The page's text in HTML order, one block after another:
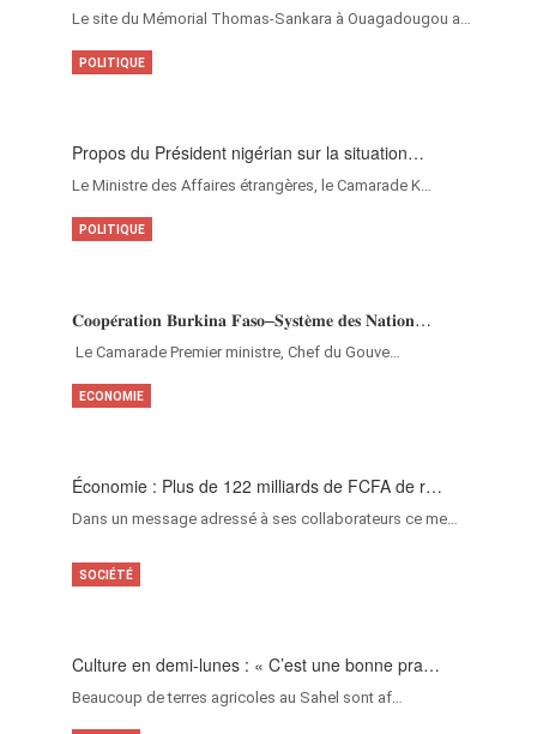
Le site du Mémorial Thomas-Sankara à Ouagadougou a…
Propos du Président nigérian sur la situation…
Le Ministre des Affaires étrangères, le Camarade K…
POLITIQUE
𝐂𝐨𝐨𝐩𝐞́𝐫𝐚𝐭𝐢𝐨𝐧 𝐁𝐮𝐫𝐤𝐢𝐧𝐚 𝐅𝐚𝐬𝐨–𝐒𝐲𝐬𝐭𝐞̀𝐦𝐞 𝐝𝐞𝐬 𝐍𝐚𝐭𝐢𝐨𝐧…
‎Le Camarade Premier ministre, Chef du Gouve…
POLITIQUE
Économie : Plus de 122 milliards de FCFA de r…
Dans un message adressé à ses collaborateurs ce me…
ECONOMIE
Culture en demi-lunes : « C’est une bonne pra…
Beaucoup de terres agricoles au Sahel sont af…
SOCIÉTÉ